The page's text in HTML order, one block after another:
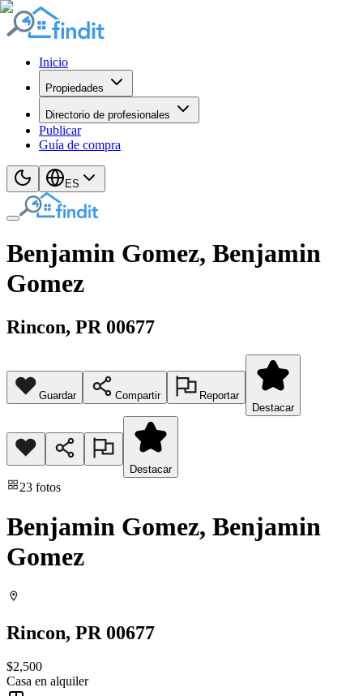
Inicio
Propiedades
Directorio de profesionales
Publicar
Guía de compra
ES
Benjamin Gomez, Benjamin
Gomez
Rincon, PR 00677
Guardar Compartir
Reportar
Destacar
Destacar
23 fotos
Benjamin Gomez, Benjamin
Gomez
Rincon, PR 00677
$2,500
Casa en alquiler